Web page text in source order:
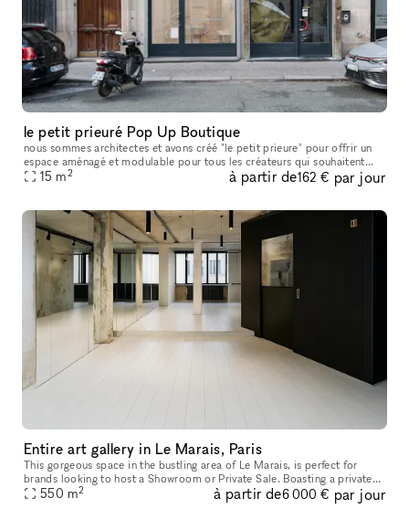
le petit prieuré Pop Up Boutique
nous sommes architectes et avons créé "le petit prieure" pour offrir un
espace aménagé et modulable pour tous les créateurs qui souhaitent
présenter leur travaux ( designers, artistes, céramistes, ph
15 m2 à partir de162 € par jour
Entire art gallery in Le Marais, Paris
This gorgeous space in the bustling area of Le Marais, is perfect for
brands looking to host a Showroom or Private Sale. Boasting a private
entrance that creates a well-lit ambiance. With a trendy m
550 m2 à partir de6 000 € par jour